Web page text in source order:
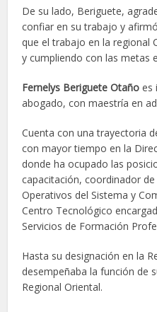
De su lado, Beriguete,
confiar en su trabajo y
que el trabajo en la regional
y cumpliendo con las metas
Fernelys Beriguete Otaño es
abogado, con maestría en
Cuenta con una trayectoria
con mayor tiempo en la
donde ha ocupado las
capacitación, coordinador
Operativos del Sistema y
Centro Tecnológico
Servicios de Formación
Hasta su designación en la
desempeñaba la función de
Regional Oriental.